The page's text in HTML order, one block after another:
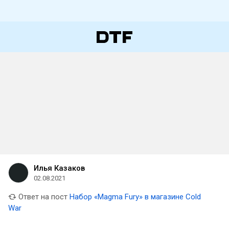
Илья Казаков
02.08.2021
Ответ на пост Набор «Magma Fury» в магазине Cold
War